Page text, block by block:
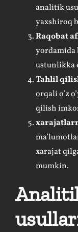
analitik
yaxshiroq
Raqobat
yordamida
ustunlikka
Tahlil
orqali o’z
qilish
xarajat
mumkin.